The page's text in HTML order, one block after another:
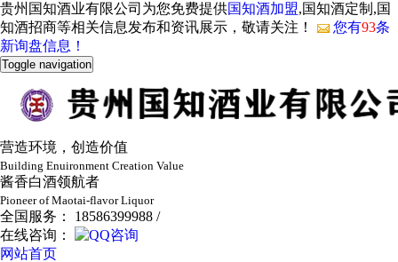
贵州国知酒业有限公司为您免费提供国知酒加盟,国知酒定制,国
知酒招商等相关信息发布和资讯展示，敬请关注！
您有93条
新询盘信息！
Toggle navigation
营造环境，创造价值
Building Enuironment Creation Value
酱香白酒领航者
Pioneer of Maotai-flavor Liquor
全国服务： 18586399988 /
在线咨询：
网站首页